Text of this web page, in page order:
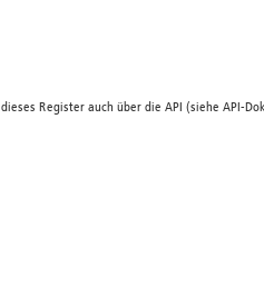
Register auch über die API (siehe API-